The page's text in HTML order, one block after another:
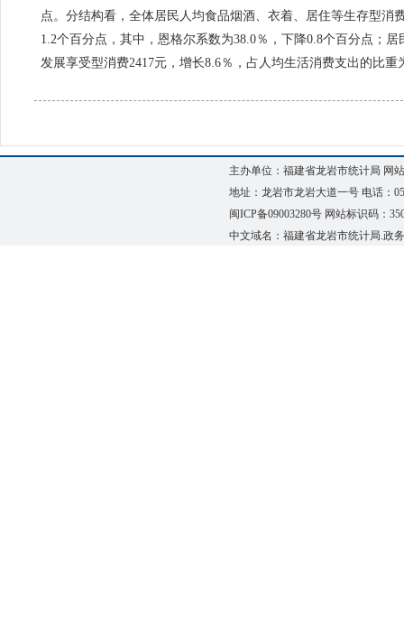
点。分结构看，全体居民人均食品烟酒、衣着、居住等生存型消
1.2个百分点，其中，恩格尔系数为38.0％，下降0.8个百分点；
发展享受型消费2417元，增长8.6％，占人均生活消费支出的比